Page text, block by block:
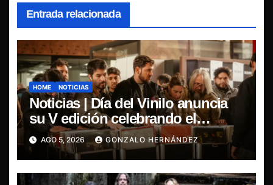
Entrada relacionada
HOME NOTICIAS
Noticias | Día del Vinilo anuncia
su V edición celebrando el
regreso del 7″ fabricado en Chile
AGO 5, 2026 GONZALO HERNÁNDEZ